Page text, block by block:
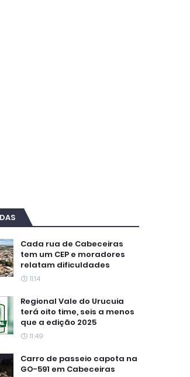
Cada rua de Cabeceiras
tem um CEP e moradores
relatam dificuldades
11:14
Regional Vale do Urucuia
terá oito time, seis a menos
que a edição 2025
11:49
Carro de passeio capota na
GO-591 em Cabeceiras